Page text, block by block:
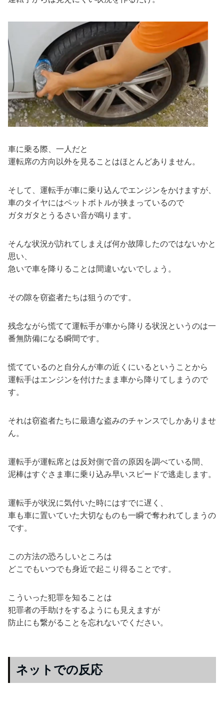
車に乗る際、一人だと
運転席の方向以外を見ることはほとんどありません。
そして、運転手が車に乗り込んでエンジンをかけますが、
車のタイヤにはペットボトルが挟まっているので
ガタガタとうるさい音が鳴ります。
そんな状況が訪れてしまえば何か故障したのではないかと
思い、
急いで車を降りることは間違いないでしょう。
その隙を窃盗者たちは狙うのです。
残念ながら慌てて運転手が車から降りる状況というのは一
番無防備になる瞬間です。
慌てているのと自分んが車の近くにいるということから
運転手はエンジンを付けたまま車から降りてしまうので
す。
それは窃盗者たちに最適な盗みのチャンスでしかありませ
ん。
運転手が運転席とは反対側で音の原因を調べている間、
泥棒はすぐさま車に乗り込み早いスピードで逃走します。
運転手が状況に気付いた時にはすでに遅く、
車も車に置いていた大切なものも一瞬で奪われてしまうの
です。
この方法の恐ろしいところは
どこでもいつでも身近で起こり得ることです。
こういった犯罪を知ることは
犯罪者の手助けをするようにも見えますが
防止にも繋がることを忘れないでください。
ネットでの反応